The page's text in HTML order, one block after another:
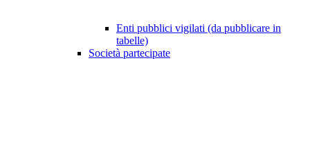
Enti pubblici vigilati (da pubblicare in
tabelle)
Società partecipate